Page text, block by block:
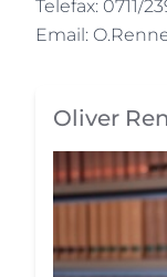
Telefax: 0711/
Email:
Oliver